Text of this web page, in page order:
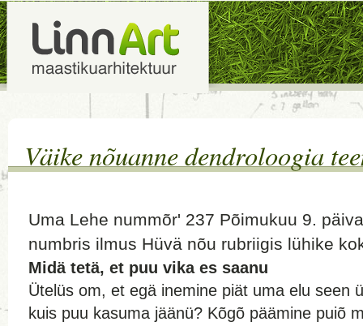
Väike nõuanne dendroloogia
Uma Lehe nummõr' 237 Põimukuu 9. päiva
numbris ilmus Hüvä nõu rubriigis lühike
Midä tetä, et puu vika es saanu
Ütelüs om, et egä inemine piät uma elu seen
kuis puu kasuma jäänü? Kõgõ päämine puiõ